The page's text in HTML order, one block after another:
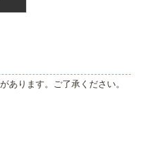
あります。ご了承ください。